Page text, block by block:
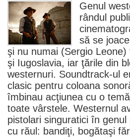
Genul
rândul
să se
şi nu numai (Sergio
şi Iugoslavia, iar ţările din
westernuri. Soundtrack-ul
clasic pentru coloana
îmbinau acţiunea cu o
toate vârstele. Westernul
pistolari singuratici în genul
cu răul: bandiţi, bogătaşi